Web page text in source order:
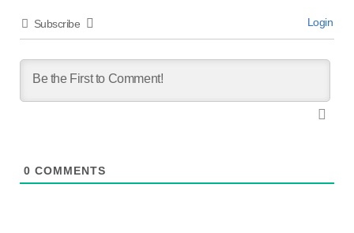
Subscribe Login
0 COMMENTS